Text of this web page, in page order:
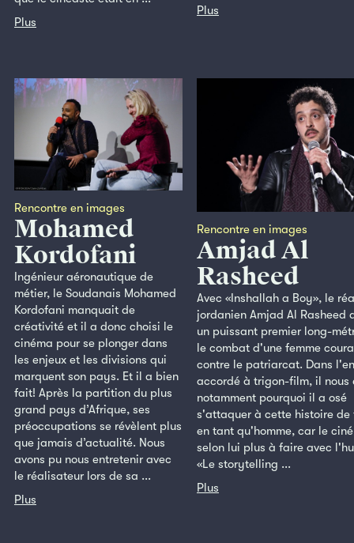
Plus
Plus
Rencontre en images
Mohamed
Kordofani
Ingénieur aéronautique de
métier, le Soudanais Mohamed
Kordofani manquait de
créativité et il a donc choisi le
cinéma pour se plonger dans
les enjeux et les divisions qui
marquent son pays. Et il a bien
fait! Après la partition du plus
grand pays d’Afrique, ses
préoccupations se révèlent plus
que jamais d’actualité. Nous
avons pu nous entretenir avec
le réalisateur lors de sa ...
Plus
Rencontre en images
Amjad Al
Rasheed
Avec «Inshallah a Boy», le
jordanien Amjad Al Rasheed
un puissant premier long-
le combat d'une femme
contre le patriarcat. Dans
accordé à trigon-film, il nous
notamment pourquoi il a osé
s'attaquer à cette histoire de
en tant qu'homme, car le
selon lui plus à faire avec
«Le storytelling ...
Plus